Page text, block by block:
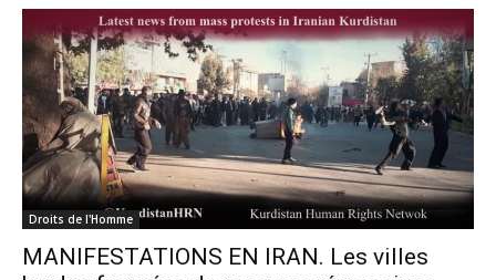
Droits de l'Homme
MANIFESTATIONS EN IRAN. Les villes